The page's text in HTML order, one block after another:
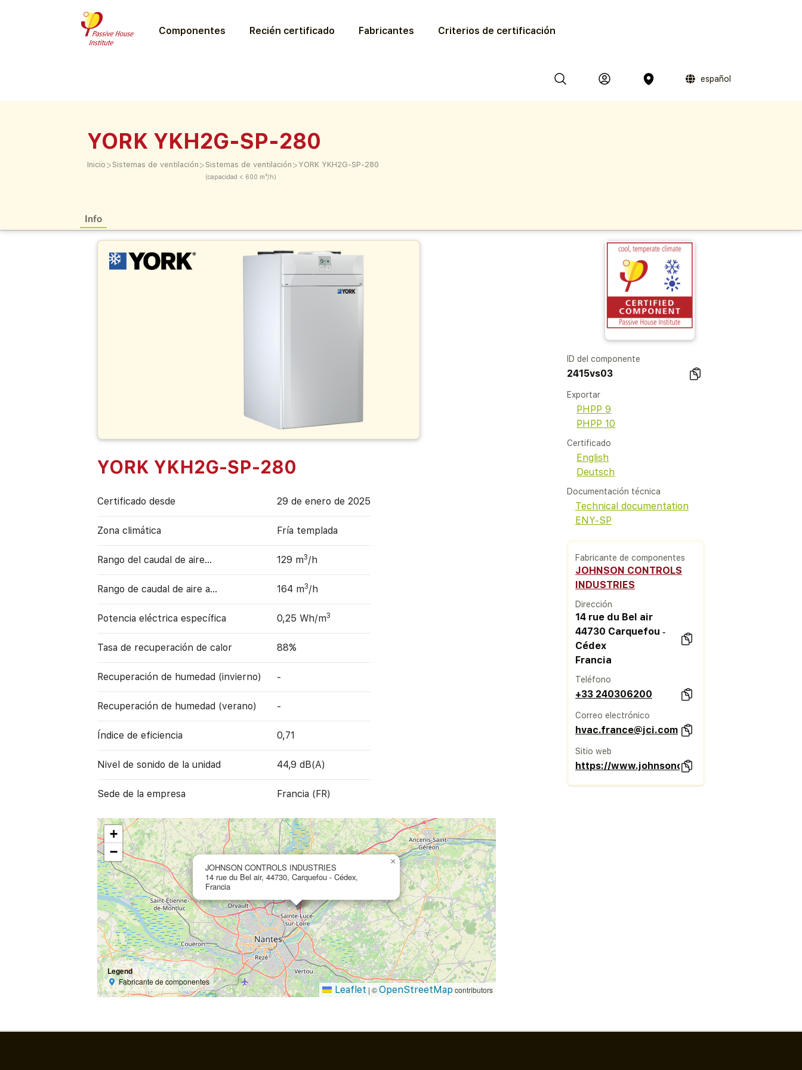
Componentes Recién certificado Fabricantes Criterios de certificación
español
YORK YKH2G-SP-280
Inicio > Sistemas de ventilación > Sistemas de ventilación
(capacidad < 600 m³/h)
> YORK YKH2G-SP-280
Info
YORK YKH2G-SP-280
Certificado desde 29 de enero de 2025
Zona climática Fría templada
Rango del caudal de aire... 129 m3/h
Rango de caudal de aire a… 164 m3/h
Potencia eléctrica específica 0,25 Wh/m3
Tasa de recuperación de calor 88%
Recuperación de humedad (invierno) -
Recuperación de humedad (verano) -
Índice de eficiencia 0,71
Nivel de sonido de la unidad 44,9 dB(A)
Sede de la empresa Francia (FR)
JOHNSON CONTROLS INDUSTRIES
14 rue du Bel air, 44730, Carquefou ‐ Cédex,
Francia
×
+
−
Legend
Fabricante de componentes
Leaflet | ©OpenStreetMap contributors
ID del componente
2415vs03
Exportar
PHPP 9
PHPP 10
Certificado
English
Deutsch
Documentación técnica
Technical documentation
ENY-SP
Fabricante de componentes
JOHNSON CONTROLS
INDUSTRIES
Dirección
14 rue du Bel air
44730 Carquefou ‐
Cédex
Francia
Teléfono
+33 240306200
Correo electrónico
hvac.france@jci.com
Sitio web
https://www.johnsoncontrols.com/